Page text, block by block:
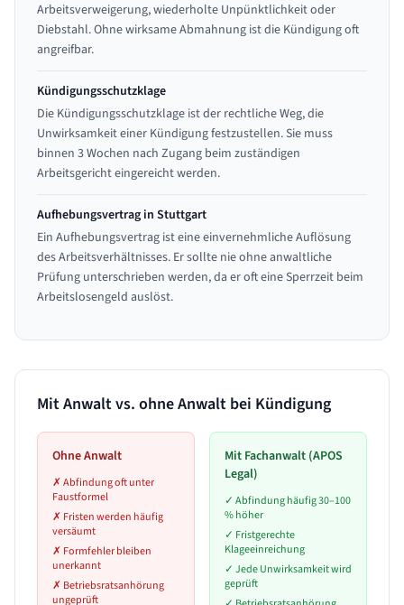
Arbeitsverweigerung, wiederholte Unpünktlichkeit oder
Diebstahl. Ohne wirksame Abmahnung ist die Kündigung oft
angreifbar.
Kündigungsschutzklage
Die Kündigungsschutzklage ist der rechtliche Weg, die
Unwirksamkeit einer Kündigung festzustellen. Sie muss
binnen 3 Wochen nach Zugang beim zuständigen
Arbeitsgericht eingereicht werden.
Aufhebungsvertrag in Stuttgart
Ein Aufhebungsvertrag ist eine einvernehmliche Auflösung
des Arbeitsverhältnisses. Er sollte nie ohne anwaltliche
Prüfung unterschrieben werden, da er oft eine Sperrzeit beim
Arbeitslosengeld auslöst.
Mit Anwalt vs. ohne Anwalt bei Kündigung
Ohne Anwalt
✗Abfindung oft unter
Faustformel
✗ Fristen werden häufig
versäumt
✗ Formfehler bleiben
unerkannt
✗ Betriebsratsanhörung
ungeprüft
Mit Fachanwalt (APOS
Legal)
✓ Abfindung häufig 30–100
% höher
✓ Fristgerechte
Klageeinreichung
✓ Jede Unwirksamkeit wird
geprüft